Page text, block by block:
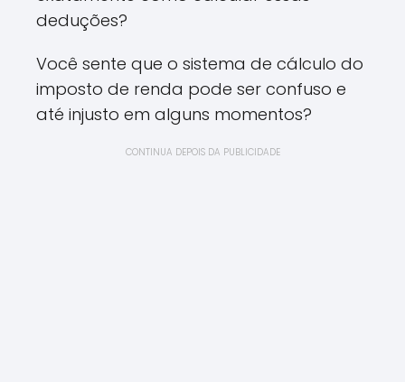
deduções?
Você sente que o sistema de cálculo do
imposto de renda pode ser confuso e
até injusto em alguns momentos?
CONTINUA DEPOIS DA PUBLICIDADE